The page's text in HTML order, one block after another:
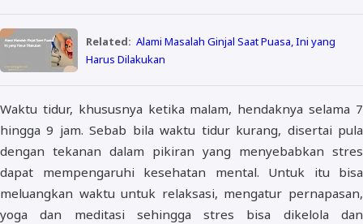
Related: Alami Masalah Ginjal Saat Puasa, Ini yang
Harus Dilakukan
Waktu tidur, khususnya ketika malam, hendaknya selama 7
hingga 9 jam. Sebab bila waktu tidur kurang, disertai pula
dengan tekanan dalam pikiran yang menyebabkan stres
dapat mempengaruhi kesehatan mental. Untuk itu bisa
meluangkan waktu untuk relaksasi, mengatur pernapasan,
yoga dan meditasi sehingga stres bisa dikelola dan